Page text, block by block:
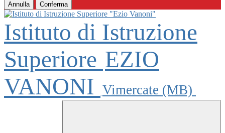
Annulla Conferma
Istituto di Istruzione
Superiore EZIO
VANONI Vimercate (MB)